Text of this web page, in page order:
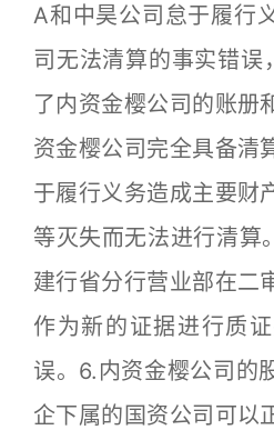
A和中昊公司怠于履行
司无法清算的事实错误
了内资金樱公司的账册
资金樱公司完全具备清
于履行义务造成主要财
等灭失而无法进行清算
建行省分行营业部在二
作为新的证据进行质
误。6.内资金樱公司的
企下属的国资公司可以